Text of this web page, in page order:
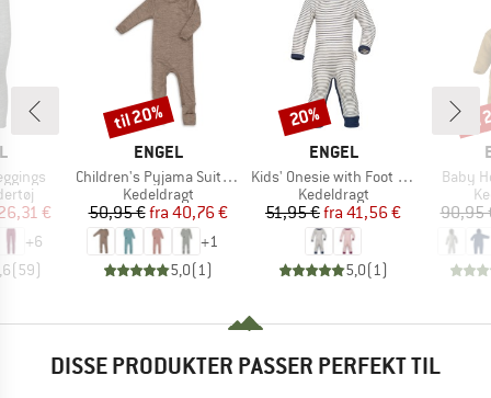
pris
€
+6
( 59)
MÆRKE
ENGEL
Artikel
Children's Pyjama Suit with Leg Cuffs
Produktgruppe
Kedeldragt
Pris
50,95 € Nedsat pris
fra 40,76 €
+1
5,0( 1)
Rabat
til 20%
MÆRKE
ENGEL
Artikel
Kids' Onesie with Foot Cuffs
Produktgruppe
Kedeldragt
Pris
51,95 € Nedsat pris
fra 41,56 €
5,0( 1)
Rabat
20%
Artikel
Baby
90,95
DISSE PRODUKTER PASSER PERFEKT TIL